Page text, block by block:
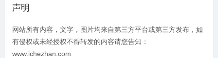
声明
网站所有内容，文字，图片均来自第三方平台或第三方发布，如
有侵权或未经授权不得转发的内容请您告知：
www.ichezhan.com